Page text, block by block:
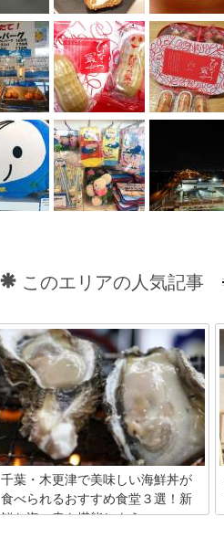
このエリアの人気記事
千葉・木更津で美味しい海鮮丼が
食べられるおすすめ食堂３選！新
鮮な海の幸を堪能しよう